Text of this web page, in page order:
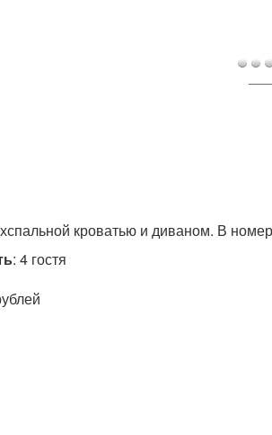
кроватью и диваном. В
: 4 гостя